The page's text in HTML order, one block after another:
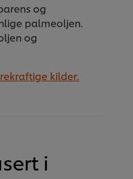
og
palmeoljen.
og
kilder.
i